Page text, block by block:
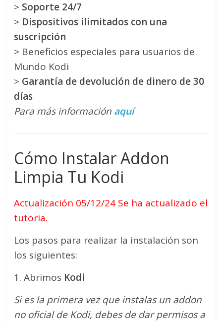
> Soporte 24/7
> Dispositivos ilimitados con una
suscripción
> Beneficios especiales para usuarios de
Mundo Kodi
> Garantía de devolución de dinero de 30
días
Para más información aquí
Cómo Instalar Addon
Limpia Tu Kodi
Actualización 05/12/24 Se ha actualizado el
tutoria.
Los pasos para realizar la instalación son
los siguientes:
1. Abrimos Kodi
Si es la primera vez que instalas un addon
no oficial de Kodi, debes de dar permisos a